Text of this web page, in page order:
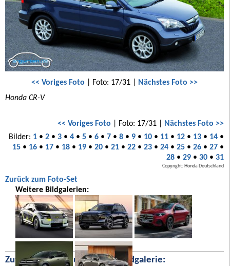
<< Voriges Foto | Foto: 17/31 | Nächstes Foto >>
Honda CR-V
<< Voriges Foto | Foto: 17/31 | Nächstes Foto >>
Bilder: 1• 2• 3• 4• 5• 6• 7• 8• 9• 10• 11• 12• 13• 14•
15• 16• 17• 18• 19• 20• 21• 22• 23• 24• 25• 26• 27•
28• 29• 30• 31
Copyright: Honda Deutschland
Zurück zum Foto-Set
Weitere Bildgalerien:
Zufällige Bilder aus unserer Bildgalerie: